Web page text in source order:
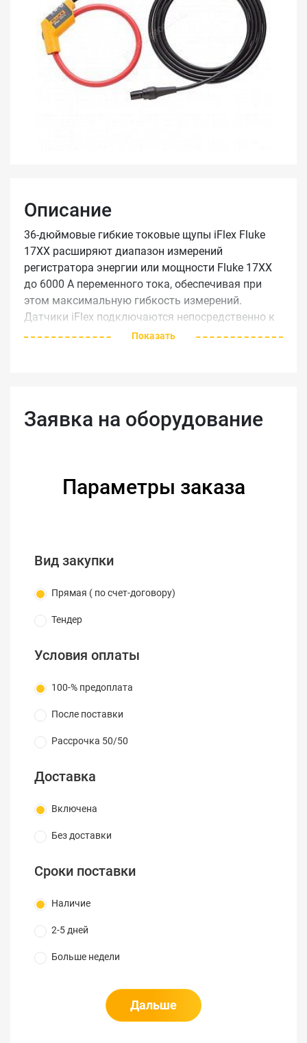
Описание
36-дюймовые гибкие токовые щупы iFlex Fluke
17XX расширяют диапазон измерений
регистратора энергии или мощности Fluke 17XX
до 6000 А переменного тока, обеспечивая при
этом максимальную гибкость измерений.
Датчики iFlex подключаются непосредственно к
регистратору энергии, отображая измерения
Fluke 17XX iFlex доступны в 12, 24 и 36 дюймов.
Размер щупов
Диапазон
переменный ток до 6000 А
Показать
Заявка на оборудование
Параметры заказа
Вид закупки
Прямая ( по счет-договору)
Тендер
Условия оплаты
100-% предоплата
После поставки
Рассрочка 50/50
Доставка
Включена
Без доставки
Сроки поставки
Наличие
2-5 дней
Больше недели
Дальше